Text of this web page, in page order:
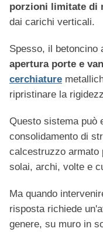
porzioni limitate di
dai carichi verticali.
Spesso, il betoncino
apertura porte e
cerchiature
ripristinare la
Questo sistema può
consolidamento di
calcestruzzo armato
solai, archi, volte e
Ma quando
risposta richiede
genere, su muro in